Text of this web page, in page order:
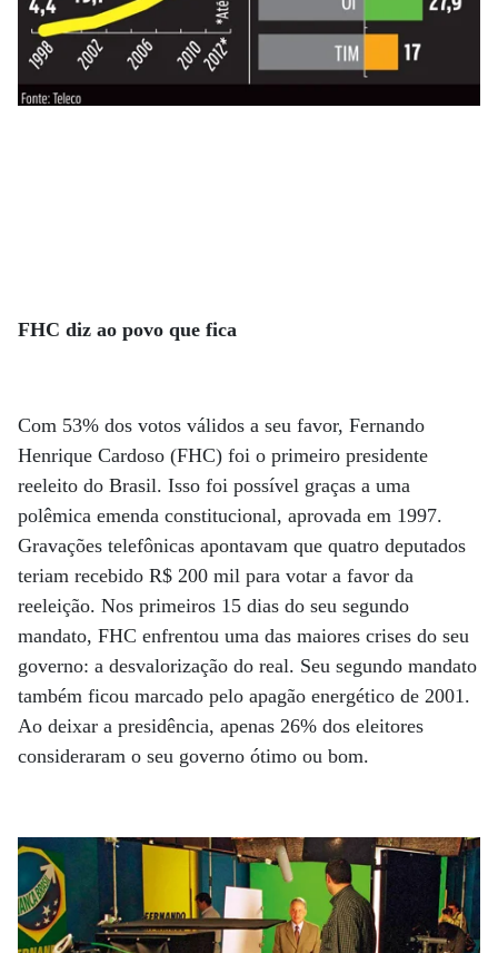
FHC diz ao povo que fica
Com 53% dos votos válidos a seu favor, Fernando
Henrique Cardoso (FHC) foi o primeiro presidente
reeleito do Brasil. Isso foi possível graças a uma
polêmica emenda constitucional, aprovada em 1997.
Gravações telefônicas apontavam que quatro deputados
teriam recebido R$ 200 mil para votar a favor da
reeleição. Nos primeiros 15 dias do seu segundo
mandato, FHC enfrentou uma das maiores crises do seu
governo: a desvalorização do real. Seu segundo mandato
também ficou marcado pelo apagão energético de 2001.
Ao deixar a presidência, apenas 26% dos eleitores
consideraram o seu governo ótimo ou bom.